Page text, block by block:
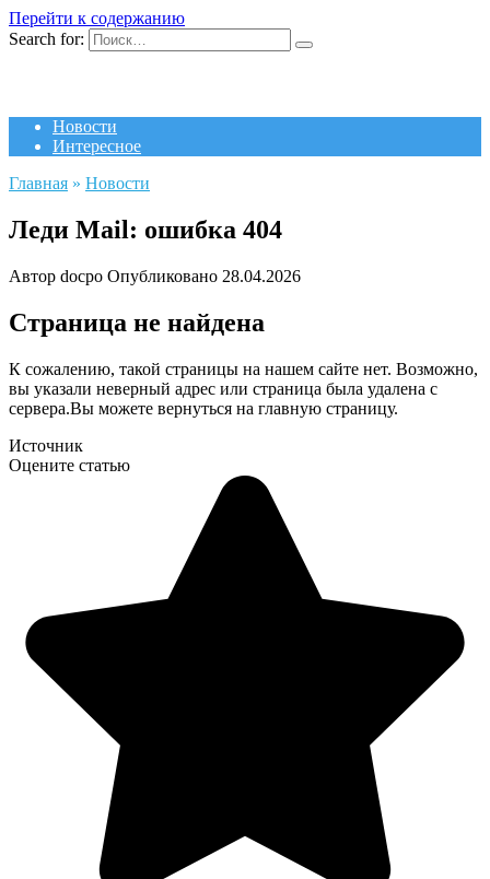
Перейти к содержанию
Search for:
Новости
Интересное
Главная » Новости
Леди Mail: ошибка 404
Автор docpo Опубликовано 28.04.2026
Страница не найдена
К сожалению, такой страницы на нашем сайте нет. Возможно,
вы указали неверный адрес или страница была удалена с
сервера.Вы можете вернуться на главную страницу.
Источник
Оцените статью